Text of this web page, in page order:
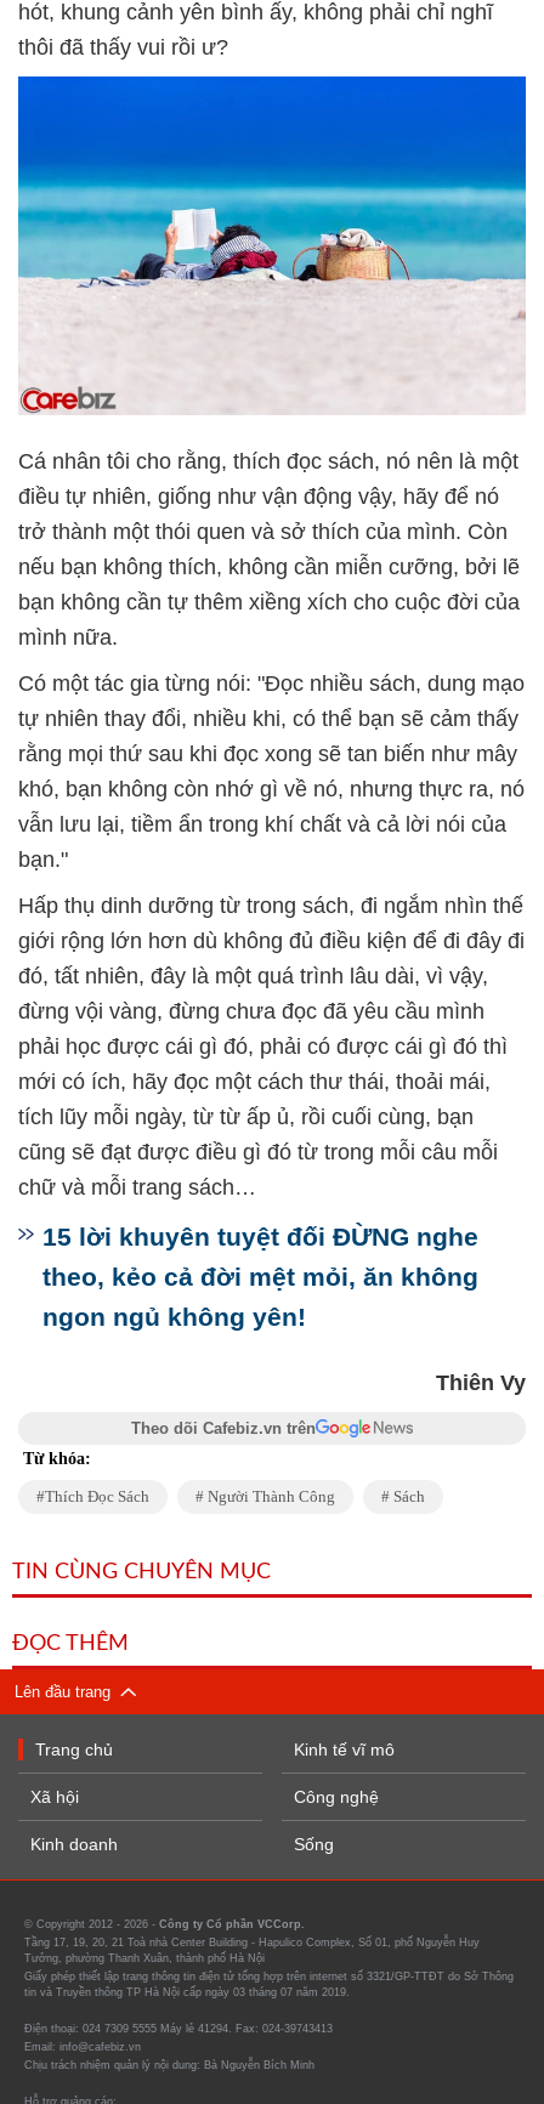
hót, khung cảnh yên bình ấy, không phải chỉ nghĩ
thôi đã thấy vui rồi ư?
Cá nhân tôi cho rằng, thích đọc sách, nó nên là một
điều tự nhiên, giống như vận động vậy, hãy để nó
trở thành một thói quen và sở thích của mình. Còn
nếu bạn không thích, không cần miễn cưỡng, bởi lẽ
bạn không cần tự thêm xiềng xích cho cuộc đời của
mình nữa.
Có một tác gia từng nói: "Đọc nhiều sách, dung mạo
tự nhiên thay đổi, nhiều khi, có thể bạn sẽ cảm thấy
rằng mọi thứ sau khi đọc xong sẽ tan biến như mây
khó, bạn không còn nhớ gì về nó, nhưng thực ra, nó
vẫn lưu lại, tiềm ẩn trong khí chất và cả lời nói của
bạn."
Hấp thụ dinh dưỡng từ trong sách, đi ngắm nhìn thế
giới rộng lớn hơn dù không đủ điều kiện để đi đây đi
đó, tất nhiên, đây là một quá trình lâu dài, vì vậy,
đừng vội vàng, đừng chưa đọc đã yêu cầu mình
phải học được cái gì đó, phải có được cái gì đó thì
mới có ích, hãy đọc một cách thư thái, thoải mái,
tích lũy mỗi ngày, từ từ ấp ủ, rồi cuối cùng, bạn
cũng sẽ đạt được điều gì đó từ trong mỗi câu mỗi
chữ và mỗi trang sách…
15 lời khuyên tuyệt đối ĐỪNG nghe
theo, kẻo cả đời mệt mỏi, ăn không
ngon ngủ không yên!
Thiên Vy
Theo dõi Cafebiz.vn trên
Từ khóa:
Thích Đọc Sách Người Thành Công Sách
TIN CÙNG CHUYÊN MỤC
ĐỌC THÊM
Lên đầu trang
Trang chủ
Xã hội
Kinh doanh
Kinh tế vĩ mô
Công nghệ
Sống
© Copyright 2012 - 2026 - Công ty Cổ phần VCCorp.
Tầng 17, 19, 20, 21 Toà nhà Center Building - Hapulico Complex, Số 01, phố Nguyễn Huy
Tưởng, phường Thanh Xuân, thành phố Hà Nội
Giấy phép thiết lập trang thông tin điện tử tổng hợp trên internet số 3321/GP-TTĐT do Sở Thông
tin và Truyền thông TP Hà Nội cấp ngày 03 tháng 07 năm 2019.
Điện thoại: 024 7309 5555 Máy lẻ 41294. Fax: 024-39743413
Email: info@cafebiz.vn
Chịu trách nhiệm quản lý nội dung: Bà Nguyễn Bích Minh